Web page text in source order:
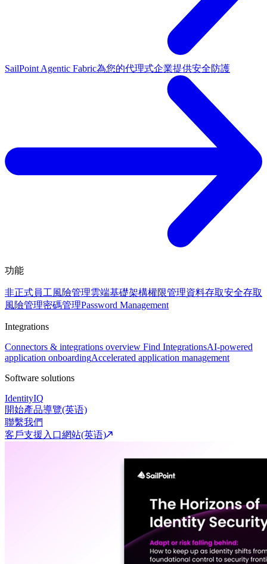
SailPoint Agentic Fabric為您的代理式企業提供安全防護
功能
非正式員工風險管理雲端基礎架構權限管理資料存取安全存取
風險管理密碼管理Password Management
Integrations
Connectors & integrations overview Find IntegrationsAI-powered
application onboardingAccelerated application management
Software solutions
IdentityIQ
開始產品導覽(英语)
聯繫我們
客戶支援入口網站(英语)